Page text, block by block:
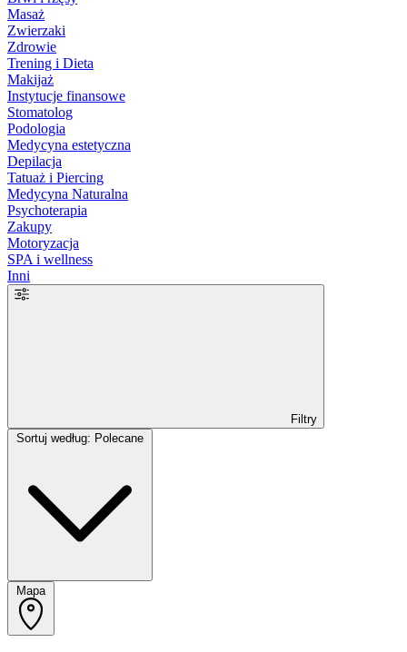
Masaż
Zwierzaki
Zdrowie
Trening i Dieta
Makijaż
Instytucje finansowe
Stomatolog
Podologia
Medycyna estetyczna
Depilacja
Tatuaż i Piercing
Medycyna Naturalna
Psychoterapia
Zakupy
Motoryzacja
SPA i wellness
Inni
Filtry
Mapa